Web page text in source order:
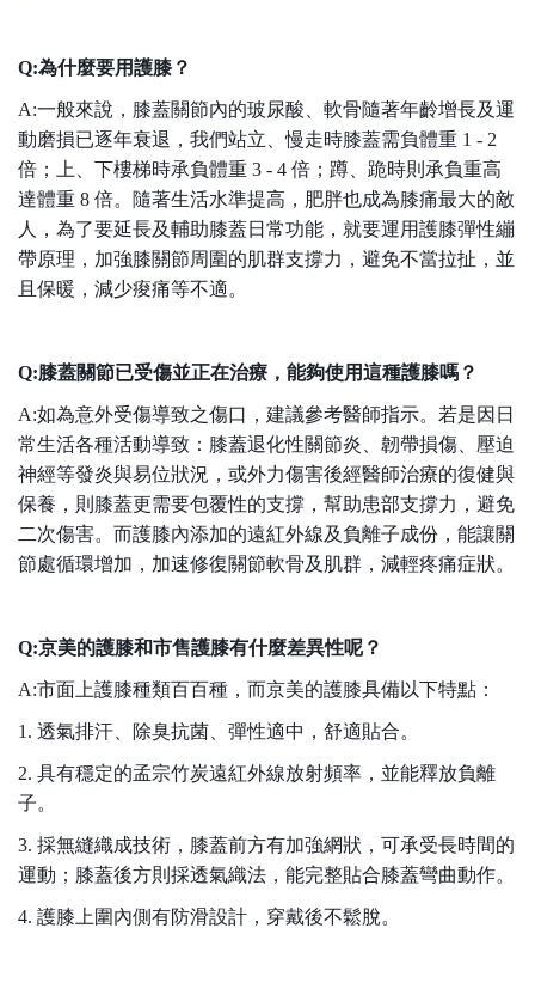
Q:為什麼要用護膝？
A:一般來說，膝蓋關節內的玻尿酸、軟骨隨著年齡增長及運
動磨損已逐年衰退，我們站立、慢走時膝蓋需負體重 1 - 2
倍；上、下樓梯時承負體重 3 - 4 倍；蹲、跪時則承負重高
達體重 8 倍。隨著生活水準提高，肥胖也成為膝痛最大的敵
人，為了要延長及輔助膝蓋日常功能，就要運用護膝彈性繃
帶原理，加強膝關節周圍的肌群支撐力，避免不當拉扯，並
且保暖，減少痠痛等不適。
Q:膝蓋關節已受傷並正在治療，能夠使用這種護膝嗎？
A:如為意外受傷導致之傷口，建議參考醫師指示。若是因日
常生活各種活動導致：膝蓋退化性關節炎、韌帶損傷、壓迫
神經等發炎與易位狀況， 或外力傷害後經醫師治療的復健與
保養，則膝蓋更需要包覆性的支撐，幫助患部支撐力，避免
二次傷害。 而護膝內添加的遠紅外線及負離子成份，能讓關
節處循環增加，加速修復關節軟骨及肌群，減輕疼痛症狀。
Q:京美的護膝和市售護膝有什麼差異性呢？
A:市面上護膝種類百百種，而京美的護膝具備以下特點：
1. 透氣排汗、除臭抗菌、彈性適中，舒適貼合。
2. 具有穩定的孟宗竹炭遠紅外線放射頻率，並能釋放負離
子。
3. 採無縫織成技術，膝蓋前方有加強網狀，可承受長時間的
運動；膝蓋後方則採透氣織法，能完整貼合膝蓋彎曲動作。
4. 護膝上圍內側有防滑設計，穿戴後不鬆脫。